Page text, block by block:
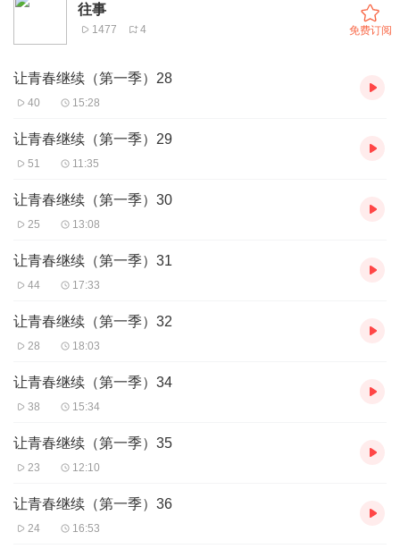
往事
1477 4 免费订阅
让青春继续（第一季）28
40 15:28
让青春继续（第一季）29
51 11:35
让青春继续（第一季）30
25 13:08
让青春继续（第一季）31
44 17:33
让青春继续（第一季）32
28 18:03
让青春继续（第一季）34
38 15:34
让青春继续（第一季）35
23 12:10
让青春继续（第一季）36
24 16:53